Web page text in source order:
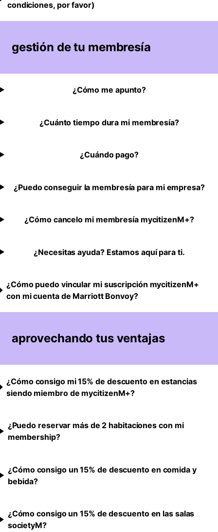
condiciones, por favor)
gestión de tu membresía
¿Cómo me apunto?
¿Cuánto tiempo dura mi membresía?
¿Cuándo pago?
¿Puedo conseguir la membresía para mi empresa?
¿Cómo cancelo mi membresía mycitizenM+?
¿Necesitas ayuda? Estamos aquí para ti.
¿Cómo puedo vincular mi suscripción mycitizenM+
con mi cuenta de Marriott Bonvoy?
aprovechando tus ventajas
¿Cómo consigo mi 15% de descuento en estancias
siendo miembro de mycitizenM+?
¿Puedo reservar más de 2 habitaciones con mi
membership?
¿Cómo consigo un 15% de descuento en comida y
bebida?
¿Cómo consigo un 15% de descuento en las salas
societyM?